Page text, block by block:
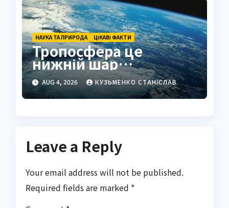
НАУКА ТА ПРИРОДА ЦІКАВІ ФАКТИ
Тропосфера це
нижній шар
атмосфери Землі
AUG 4, 2026 КУЗЬМЕНКО СТАНІСЛАВ
Leave a Reply
Your email address will not be published.
Required fields are marked *